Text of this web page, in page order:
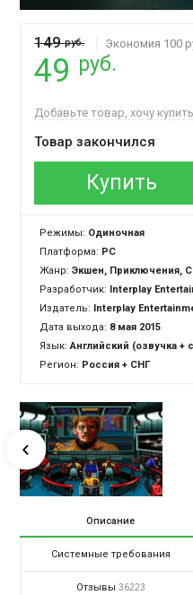
149руб. Экономия 100
49 руб.
Добавьте товар, хочу купить
Товар закончился
Купить
Режимы: Одиночная
Платформа: PC
Жанр:Экшен, Приключения,
Разработчик:
Interplay
Издатель:
Interplay
Дата выхода: 8 мая 2015
Язык:Английский (озвучка +
Регион: Россия + СНГ
Описание
Системные требования
Отзывы 36223